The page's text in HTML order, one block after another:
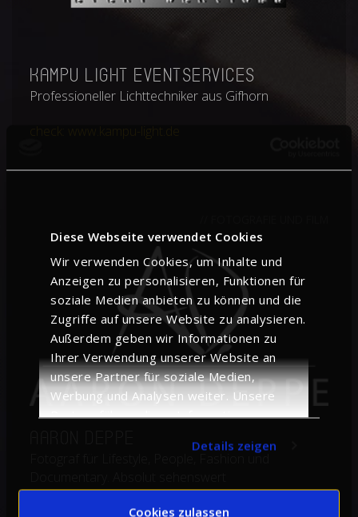
Diese Webseite verwendet Cookies
Wir verwenden Cookies, um Inhalte und
Anzeigen zu personalisieren, Funktionen für
soziale Medien anbieten zu können und die
Zugriffe auf unsere Website zu analysieren.
Außerdem geben wir Informationen zu
Ihrer Verwendung unserer Website an
unsere Partner für soziale Medien,
Werbung und Analysen weiter. Unsere
Partner führen diese Informationen
zusammen, die Sie ihnen bereitgestellt
Nutzung der Dienste gesammelt haben.
Details zeigen
Cookies zulassen
Kampu Light Eventservices
Professioneller Lichttechniker aus Gifhorn
check: www.kampu-light.de
Fotograf für Lifestyle, People, Fashion und
check: www.aarondeppe.de